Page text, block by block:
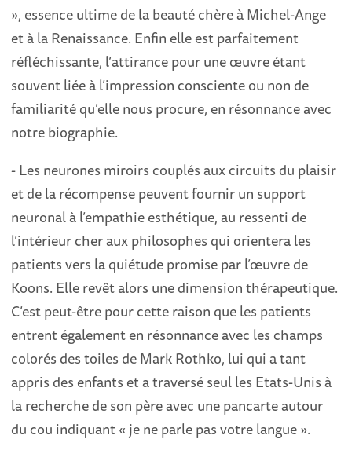
», essence ultime de la beauté chère à Michel-Ange
et à la Renaissance. Enfin elle est parfaitement
réfléchissante, l’attirance pour une œuvre étant
souvent liée à l’impression consciente ou non de
familiarité qu’elle nous procure, en résonnance avec
notre biographie.
- Les neurones miroirs couplés aux circuits du plaisir
et de la récompense peuvent fournir un support
neuronal à l’empathie esthétique, au ressenti de
l’intérieur cher aux philosophes qui orientera les
patients vers la quiétude promise par l’œuvre de
Koons. Elle revêt alors une dimension thérapeutique.
C’est peut-être pour cette raison que les patients
entrent également en résonnance avec les champs
colorés des toiles de Mark Rothko, lui qui a tant
appris des enfants et a traversé seul les Etats-Unis à
la recherche de son père avec une pancarte autour
du cou indiquant « je ne parle pas votre langue ».